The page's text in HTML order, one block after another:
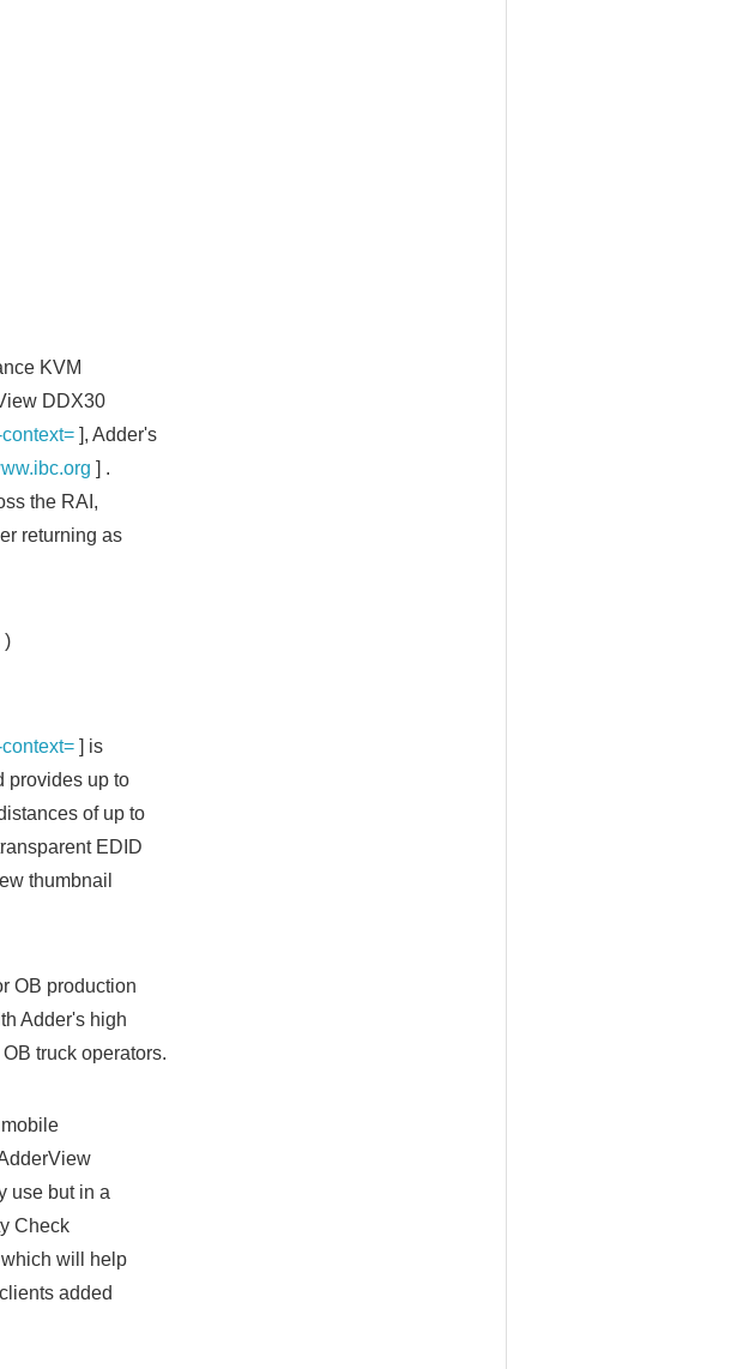
KVM
DDX30
], Adder's
] .
the RAI,
returning as
)
] is
provides up to
of up to
EDID
thumbnail
OB production
Adder's high
truck operators.
use but in a
Check
will help
added